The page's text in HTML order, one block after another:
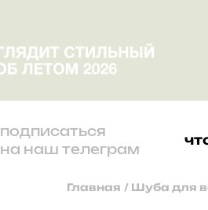
подписаться
на наш телеграм
Главная / Шуба для